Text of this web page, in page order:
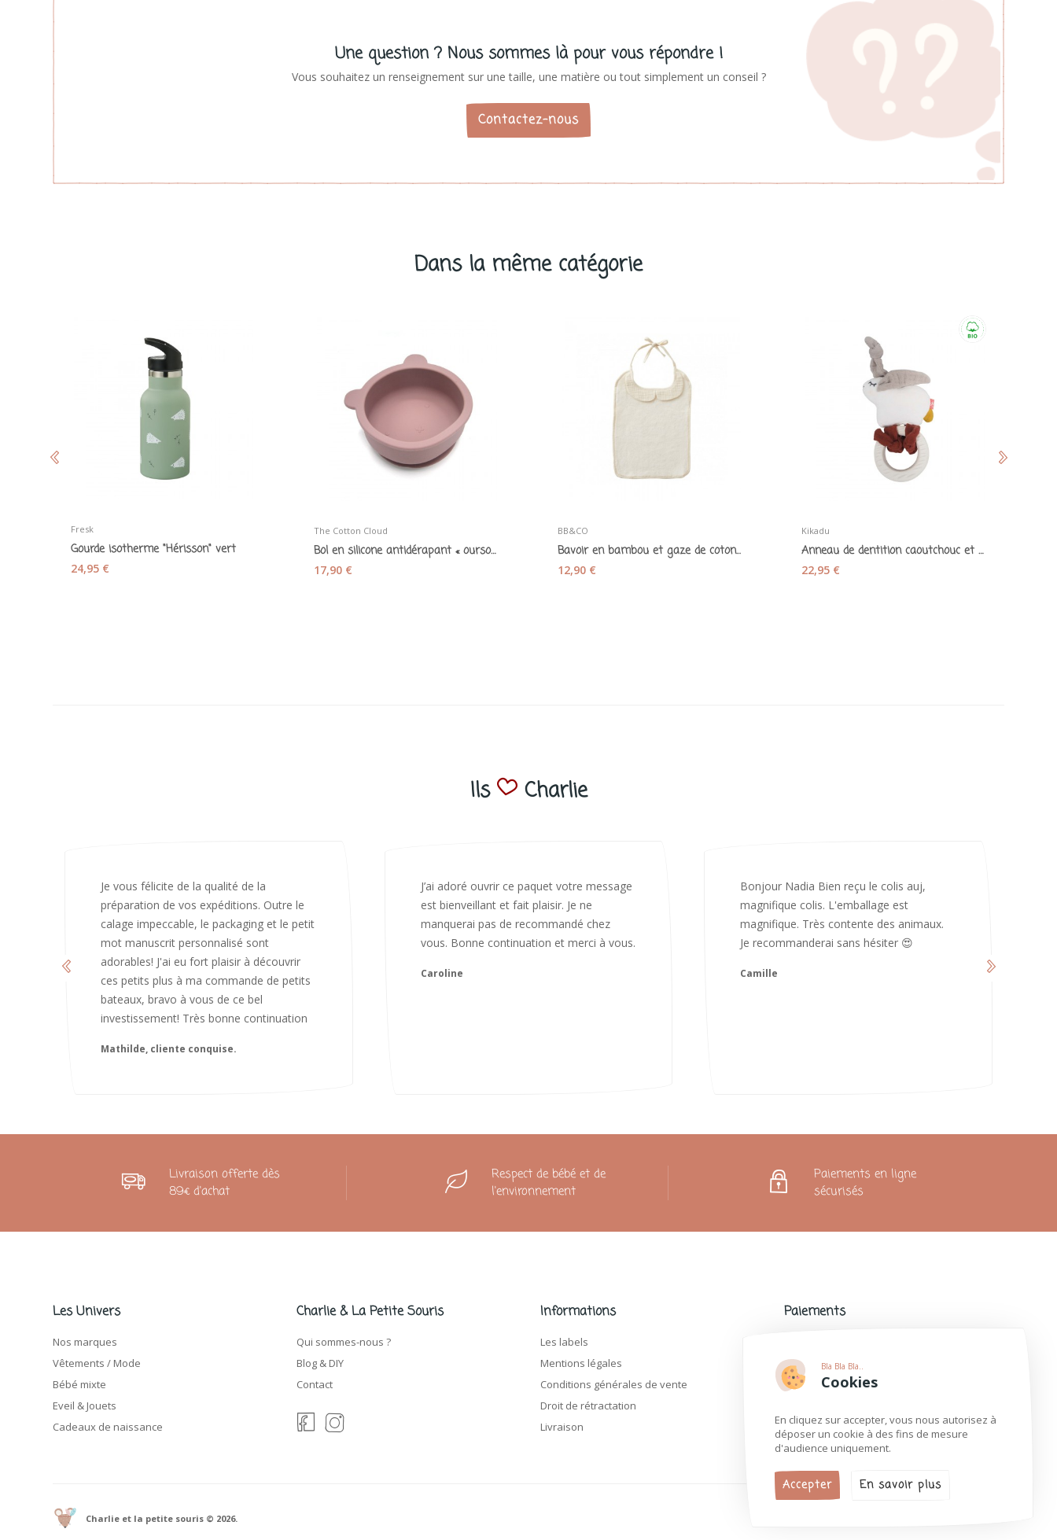
Bla Bla Bla..
Cookies
En cliquez sur accepter, vous nous autorisez à
déposer un cookie à des fins de mesure
d'audience uniquement.
Accepter En savoir plus
Une question ? Nous sommes là pour vous répondre !
Vous souhaitez un renseignement sur une taille, une matière ou tout simplement un conseil ?
Contactez-nous
Dans la même catégorie
Fresk
Gourde isotherme "Hérisson" vert
24,95 €
The Cotton Cloud
Bol en silicone antidérapant « ourson » mauve
17,90 €
BB&CO
Bavoir en bambou et gaze de coton mousse de...
12,90 €
Kikadu
Anneau de dentition caoutchouc et sa peluche...
22,95 €
Ils Charlie
J’ai adoré ouvrir ce paquet votre message
est bienveillant et fait plaisir. Je ne
manquerai pas de recommandé chez
vous. Bonne continuation et merci à vous.
Bonjour Nadia Bien reçu le colis auj,
magnifique colis. L'emballage est
magnifique. Très contente des animaux.
Je recommanderai sans hésiter 😍
Camille
Merci infiniment, c’est magnifique 😍
d’avoir pris le temps de me répondre.
Nous sommes vraiment contents et
avons hâte de les utiliser 😄 bonne soirée
😍
Livraison offerte dès
89€ d'achat
Respect de bébé et de
l'environnement
Paiements en ligne
sécurisés
Les Univers
Nos marques
Vêtements / Mode
Bébé mixte
Eveil & Jouets
Cadeaux de naissance
Charlie & La Petite Souris
Qui sommes-nous ?
Blog & DIY
Contact
Informations
Les labels
Mentions légales
Conditions générales de vente
Droit de rétractation
Livraison
Paiements
modes de paiement populaires.
Plus d'informations
Charlie et la petite souris © 2026.